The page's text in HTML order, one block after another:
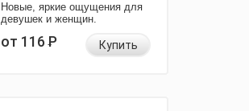
Новые, яркие ощущения для
девушек и женщин.
от 116Р Купить